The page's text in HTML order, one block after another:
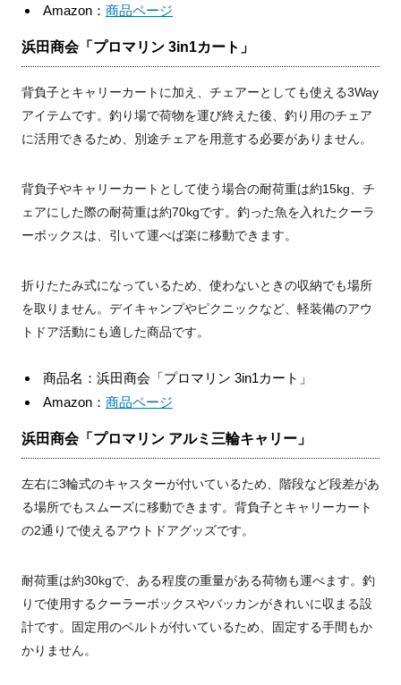
Amazon： 商品ページ
浜田商会「プロマリン 3in1カート」
背負子とキャリーカートに加え、チェアーとしても使える3Way
アイテムです。釣り場で荷物を運び終えた後、釣り用のチェア
に活用できるため、別途チェアを用意する必要がありません。
背負子やキャリーカートとして使う場合の耐荷重は約15kg、チ
ェアにした際の耐荷重は約70kgです。釣った魚を入れたクーラ
ーボックスは、引いて運べば楽に移動できます。
折りたたみ式になっているため、使わないときの収納でも場所
を取りません。デイキャンプやピクニックなど、軽装備のアウ
トドア活動にも適した商品です。
商品名：浜田商会「プロマリン 3in1カート」
Amazon： 商品ページ
浜田商会「プロマリン アルミ三輪キャリー」
左右に3輪式のキャスターが付いているため、階段など段差があ
る場所でもスムーズに移動できます。背負子とキャリーカート
の2通りで使えるアウトドアグッズです。
耐荷重は約30kgで、ある程度の重量がある荷物も運べます。釣
りで使用するクーラーボックスやバッカンがきれいに収まる設
計です。固定用のベルトが付いているため、固定する手間もか
かりません。